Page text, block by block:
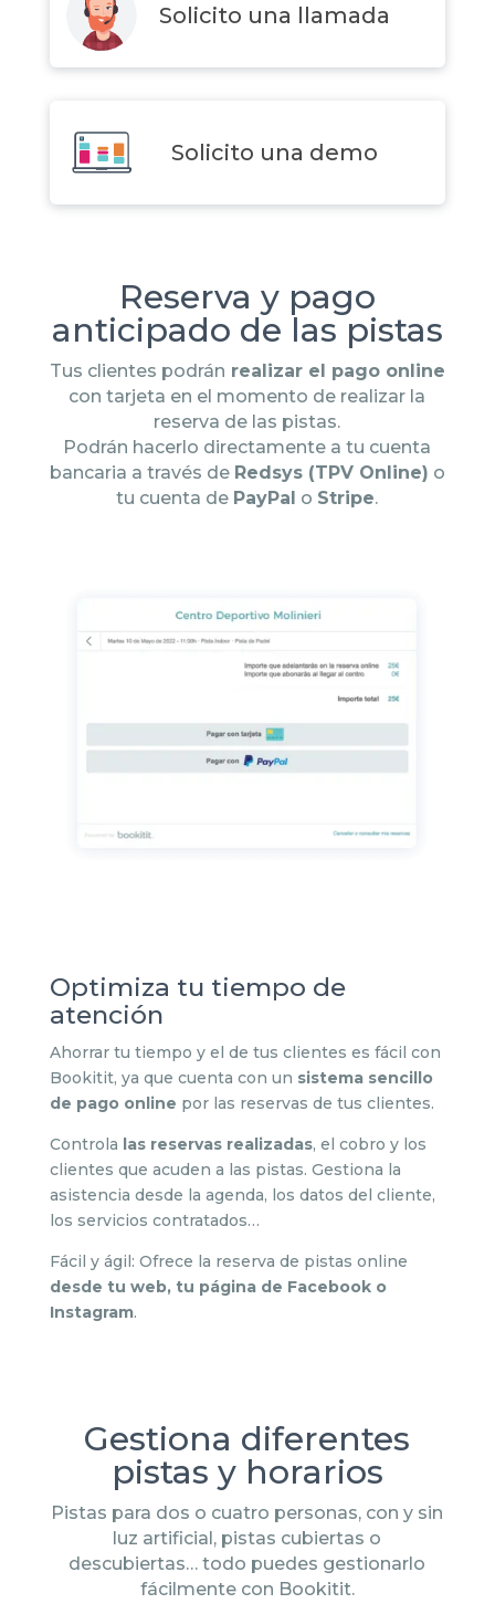
Solicito una llamada
Solicito una demo
Reserva y pago
anticipado de las pistas
Tus clientes podrán realizar el pago online
con tarjeta en el momento de realizar la
reserva de las pistas.
Podrán hacerlo directamente a tu cuenta
bancaria a través de Redsys (TPV Online) o
tu cuenta de PayPal o Stripe.
Optimiza tu tiempo de
atención
Ahorrar tu tiempo y el de tus clientes es fácil con
Bookitit, ya que cuenta con un sistema sencillo
de pago online por las reservas de tus clientes.
Controla las reservas realizadas, el cobro y los
clientes que acuden a las pistas. Gestiona la
asistencia desde la agenda, los datos del cliente,
los servicios contratados…
Fácil y ágil: Ofrece la reserva de pistas online
desde tu web, tu página de Facebook o
Instagram.
Gestiona diferentes
pistas y horarios
Pistas para dos o cuatro personas, con y sin
luz artificial, pistas cubiertas o
descubiertas… todo puedes gestionarlo
fácilmente con Bookitit.